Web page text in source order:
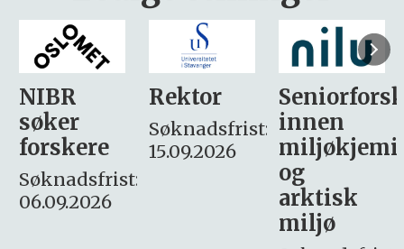
Rektor
Søknadsfrist:
15.09.2026
Seniorforsker
innen
miljøkjemi
søker
– fast
Søknadsfrist:
16. august.